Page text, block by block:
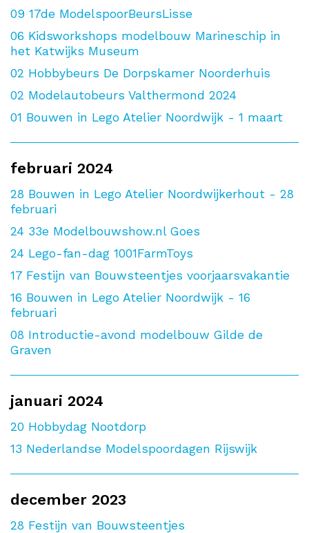
09 17de ModelspoorBeursLisse
06 Kidsworkshops modelbouw Marineschip in
het Katwijks Museum
02 Hobbybeurs De Dorpskamer Noorderhuis
02 Modelautobeurs Valthermond 2024
01 Bouwen in Lego Atelier Noordwijk - 1 maart
februari 2024
28 Bouwen in Lego Atelier Noordwijkerhout - 28
februari
24 33e Modelbouwshow.nl Goes
24 Lego-fan-dag 1001FarmToys
17 Festijn van Bouwsteentjes voorjaarsvakantie
16 Bouwen in Lego Atelier Noordwijk - 16
februari
08 Introductie-avond modelbouw Gilde de
Graven
januari 2024
20 Hobbydag Nootdorp
13 Nederlandse Modelspoordagen Rijswijk
december 2023
28 Festijn van Bouwsteentjes